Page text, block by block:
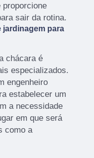
proporcione
sair da rotina.
para
chácara é
especializados.
engenheiro
estabelecer um
a necessidade
em que será
como a